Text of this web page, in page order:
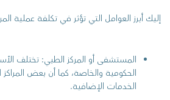
إليك أبرز العوامل التي تؤثر في تكلفة عملية
المستشفى أو المركز الطبي: تختلف
الحكومية والخاصة، كما أن بعض
الخدمات الإضافية.